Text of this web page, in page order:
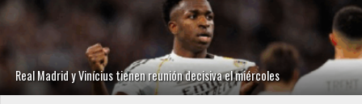
Real Madrid y Vinícius tienen reunión decisiva el miércoles